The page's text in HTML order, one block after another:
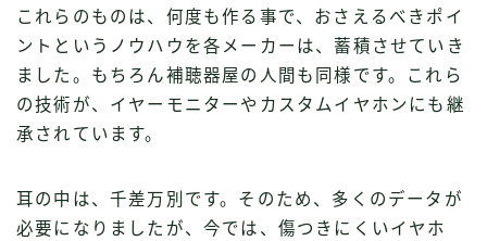
これらのものは、何度も作る事で、おさえるべきポイ
ントというノウハウを各メーカーは、蓄積させていき
ました。もちろん補聴器屋の人間も同様です。これら
の技術が、イヤーモニターやカスタムイヤホンにも継
承されています。
耳の中は、千差万別です。そのため、多くのデータが
必要になりましたが、今では、傷つきにくいイヤホ